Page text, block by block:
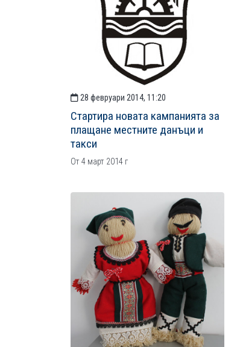
28 февруари 2014, 11:20
Стартира новата кампанията за
плащане местните данъци и
такси
От 4 март 2014 г